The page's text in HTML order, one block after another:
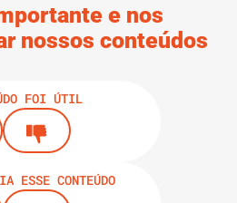
e nos
nossos conteúdos
FOI ÚTIL
ESSE CONTEÚDO